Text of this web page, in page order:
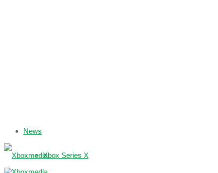
News
Xbox Series X